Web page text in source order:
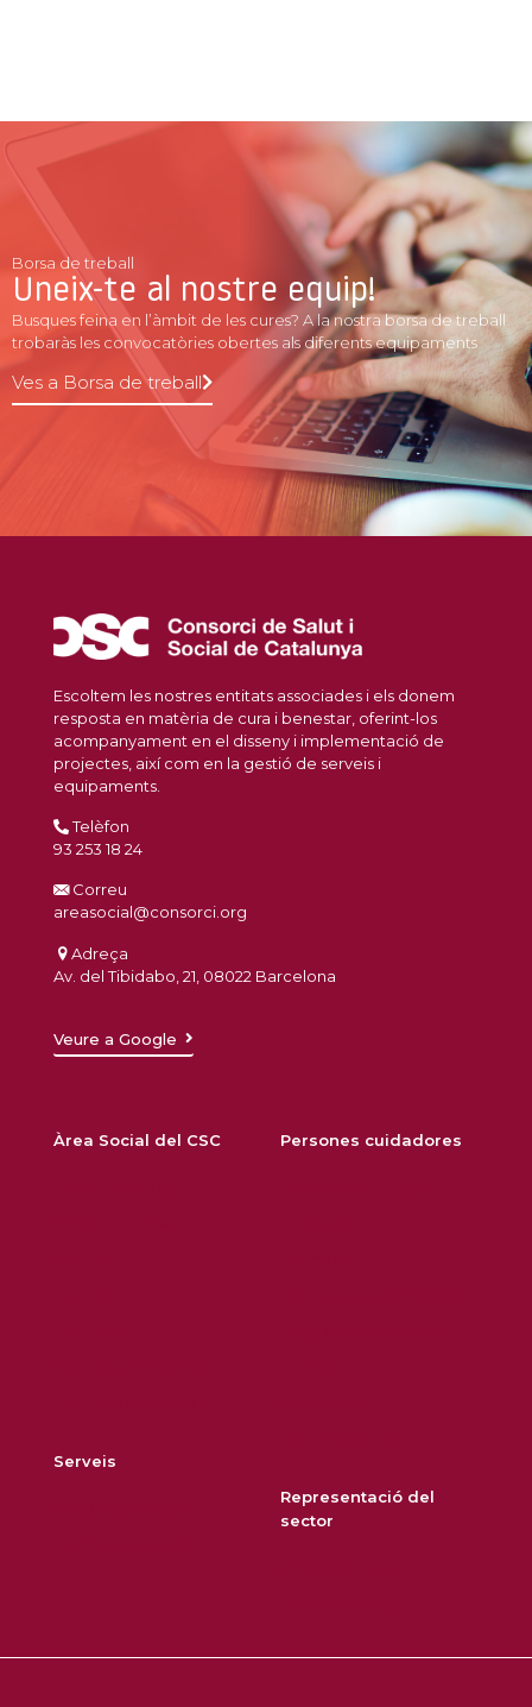
Borsa de treball
Uneix-te al nostre equip!
Busques feina en l’àmbit de les cures? A la nostra borsa de treball
trobaràs les convocatòries obertes als diferents equipaments
Ves a Borsa de treball
Escoltem les nostres entitats associades i els donem
resposta en matèria de cura i benestar, oferint-los
acompanyament en el disseny i implementació de
projectes, així com en la gestió de serveis i
equipaments.
Telèfon
93 253 18 24
Correu
areasocial@consorci.org
Adreça
Av. del Tibidabo, 21, 08022 Barcelona
Veure a Google
Àrea Social del CSC
Serveis
Persones cuidadores
Representació del
sector